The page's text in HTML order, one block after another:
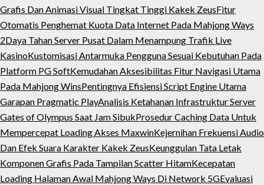
Grafis Dan Animasi Visual Tingkat Tinggi Kakek ZeusFitur
Otomatis Penghemat Kuota Data Internet Pada Mahjong Ways
2Daya Tahan Server Pusat Dalam Menampung Trafik Live
KasinoKustomisasi Antarmuka Pengguna Sesuai Kebutuhan Pada
Platform PG SoftKemudahan Aksesibilitas Fitur Navigasi Utama
Pada Mahjong WinsPentingnya Efisiensi Script Engine Utama
Garapan Pragmatic PlayAnalisis Ketahanan Infrastruktur Server
Gates of Olympus Saat Jam SibukProsedur Caching Data Untuk
Mempercepat Loading Akses MaxwinKejernihan Frekuensi Audio
Dan Efek Suara Karakter Kakek ZeusKeunggulan Tata Letak
Komponen Grafis Pada Tampilan Scatter HitamKecepatan
Loading Halaman Awal Mahjong Ways Di Network 5GEvaluasi